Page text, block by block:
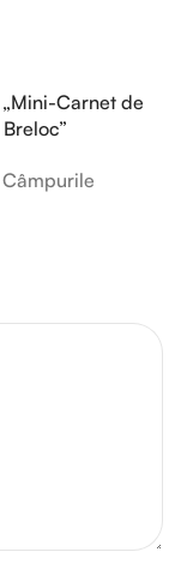
Carnet de
Câmpurile